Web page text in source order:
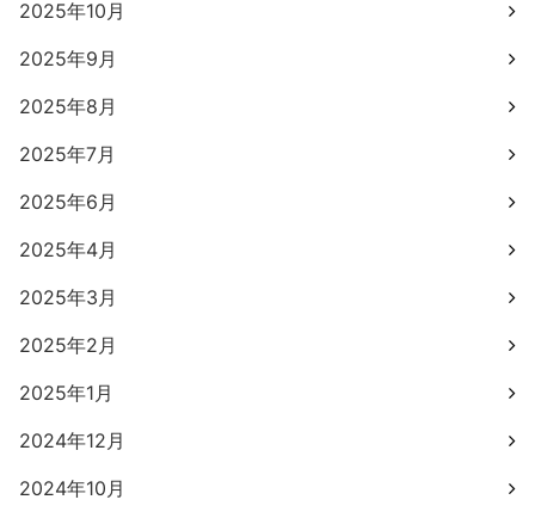
2025年10月
2025年9月
2025年8月
2025年7月
2025年6月
2025年4月
2025年3月
2025年2月
2025年1月
2024年12月
2024年10月